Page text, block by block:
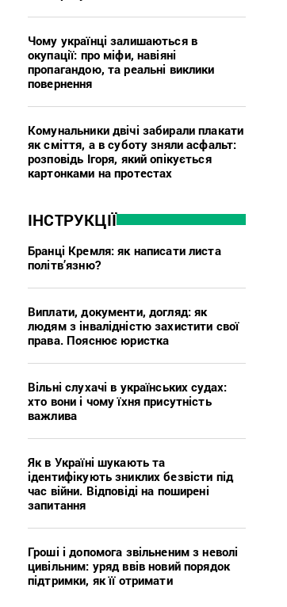
Чому українці залишаються в
окупації: про міфи, навіяні
пропагандою, та реальні виклики
повернення
Комунальники двічі забирали плакати
як сміття, а в суботу зняли асфальт:
розповідь Ігоря, який опікується
картонками на протестах
ІНСТРУКЦІЇ
Бранці Кремля: як написати листа
політв’язню?
Виплати, документи, догляд: як
людям з інвалідністю захистити свої
права. Пояснює юристка
Вільні слухачі в українських судах:
хто вони і чому їхня присутність
важлива
Як в Україні шукають та
ідентифікують зниклих безвісти під
час війни. Відповіді на поширені
запитання
Гроші і допомога звільненим з неволі
цивільним: уряд ввів новий порядок
підтримки, як її отримати